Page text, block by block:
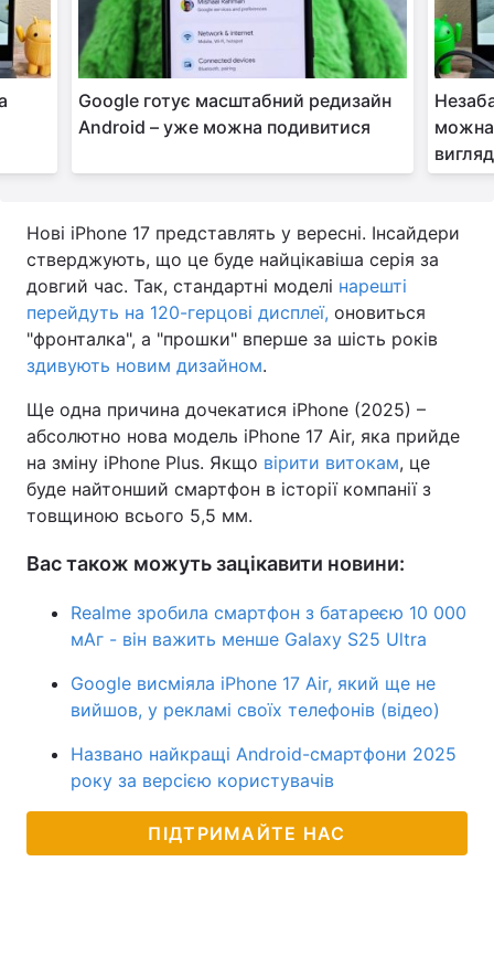
Google готує масштабний редизайн
Android – уже можна подивитися
можна
Нові iPhone 17 представлять у вересні. Інсайдери
стверджують, що це буде найцікавіша серія за
довгий час. Так, стандартні моделі нарешті
перейдуть на 120-герцові дисплеї, оновиться
"фронталка", а "прошки" вперше за шість років
здивують новим дизайном.
Ще одна причина дочекатися iPhone (2025) –
абсолютно нова модель iPhone 17 Air, яка прийде
на зміну iPhone Plus. Якщо вірити витокам, це
буде найтонший смартфон в історії компанії з
товщиною всього 5,5 мм.
Вас також можуть зацікавити новини:
Realme зробила смартфон з батареєю 10 000
мАг - він важить менше Galaxy S25 Ultra
Google висміяла iPhone 17 Air, який ще не
вийшов, у рекламі своїх телефонів (відео)
Названо найкращі Android-смартфони 2025
року за версією користувачів
ПІДТРИМАЙТЕ НАС